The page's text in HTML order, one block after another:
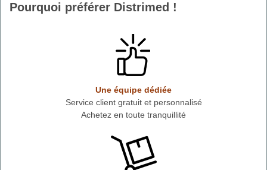
Pourquoi préférer Distrimed !
Une équipe dédiée
Service client gratuit et personnalisé
Achetez en toute tranquillité